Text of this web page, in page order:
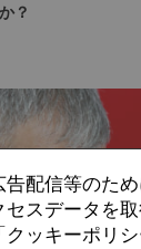
？
配信等のた
スデータを
クッキーポリ